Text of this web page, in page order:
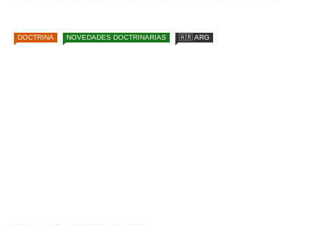
DOCTRINA NOVEDADES DOCTRINARIAS 🇦🇷 ARG